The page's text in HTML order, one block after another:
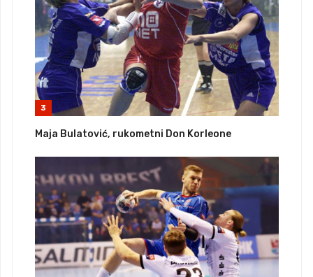
3
Maja Bulatović, rukometni Don Korleone